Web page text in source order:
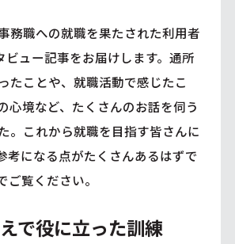
務職への就職を果たされた利用者
ビュー記事をお届けします。通所
たことや、就職活動で感じたこ
心境など、たくさんのお話を伺う
。これから就職を目指す皆さんに
考になる点がたくさんあるはずで
ご覧ください。
で役に立った訓練